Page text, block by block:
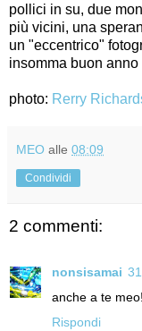
pollici in su, due
più vicini, una
un "eccentrico"
insomma buon anno
photo: Rerry
MEO alle 08:09
Condividi
2 commenti:
nonsisamai
anche a te meo!
Rispondi